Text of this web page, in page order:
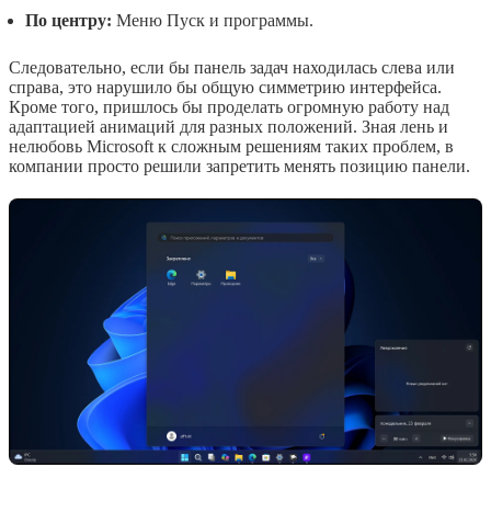
По центру: Меню Пуск и программы.
Следовательно, если бы панель задач находилась слева или
справа, это нарушило бы общую симметрию интерфейса.
Кроме того, пришлось бы проделать огромную работу над
адаптацией анимаций для разных положений. Зная лень и
нелюбовь Microsoft к сложным решениям таких проблем, в
компании просто решили запретить менять позицию панели.